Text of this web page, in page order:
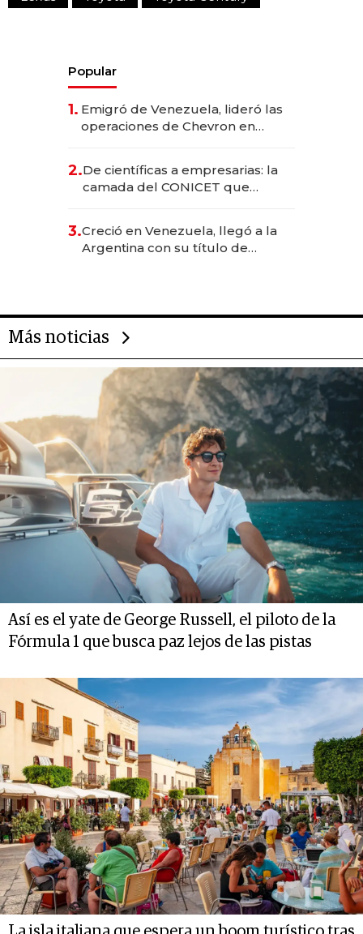
Popular
1. Emigró de Venezuela, lideró las
operaciones de Chevron en
2.De científicas a empresarias: la
camada del CONICET que
3.Creció en Venezuela, llegó a la
Argentina con su título de
Más noticias
Así es el yate de George Russell, el piloto de la
Fórmula 1 que busca paz lejos de las pistas